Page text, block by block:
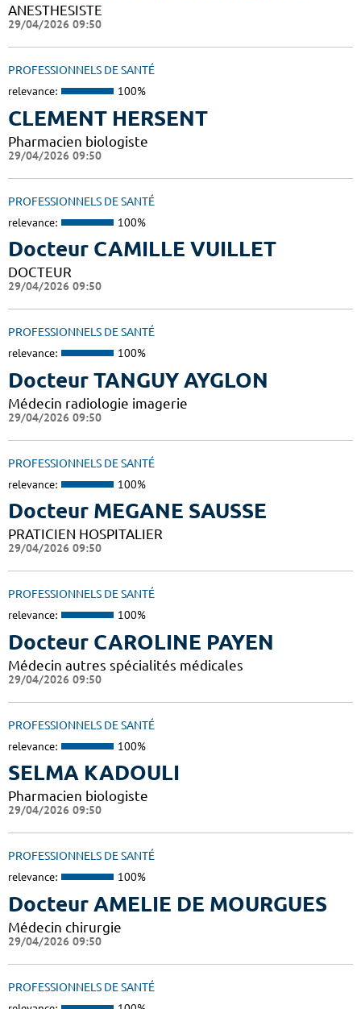
ANESTHESISTE
29/04/2026 09:50
PROFESSIONNELS DE SANTÉ
relevance: 100%
CLEMENT HERSENT
Pharmacien biologiste
29/04/2026 09:50
PROFESSIONNELS DE SANTÉ
relevance: 100%
Docteur CAMILLE VUILLET
DOCTEUR
29/04/2026 09:50
PROFESSIONNELS DE SANTÉ
relevance: 100%
Docteur TANGUY AYGLON
Médecin radiologie imagerie
29/04/2026 09:50
PROFESSIONNELS DE SANTÉ
relevance: 100%
Docteur MEGANE SAUSSE
PRATICIEN HOSPITALIER
29/04/2026 09:50
PROFESSIONNELS DE SANTÉ
relevance: 100%
Docteur CAROLINE PAYEN
Médecin autres spécialités médicales
29/04/2026 09:50
PROFESSIONNELS DE SANTÉ
relevance: 100%
SELMA KADOULI
Pharmacien biologiste
29/04/2026 09:50
PROFESSIONNELS DE SANTÉ
relevance: 100%
Docteur AMELIE DE MOURGUES
Médecin chirurgie
29/04/2026 09:50
PROFESSIONNELS DE SANTÉ